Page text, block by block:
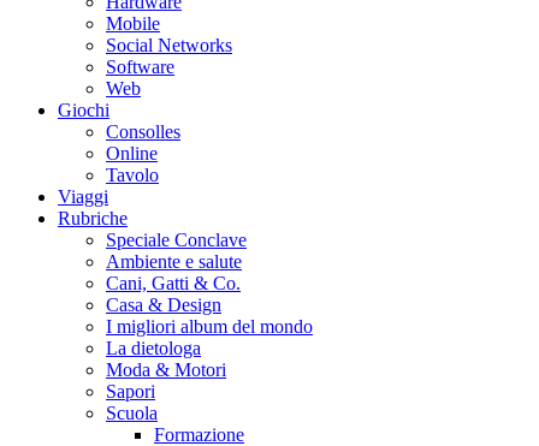
Mobile
Social Networks
Software
Web
Giochi
Consolles
Online
Tavolo
Viaggi
Rubriche
Speciale Conclave
Ambiente e salute
Cani, Gatti & Co.
Casa & Design
I migliori album del mondo
La dietologa
Moda & Motori
Sapori
Scuola
Formazione